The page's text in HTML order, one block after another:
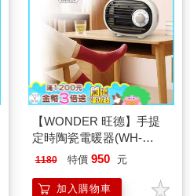
【WONDER 旺德】手提
定時陶瓷電暖器(WH-
W27F)
1180 特價 950 元
加入購物車